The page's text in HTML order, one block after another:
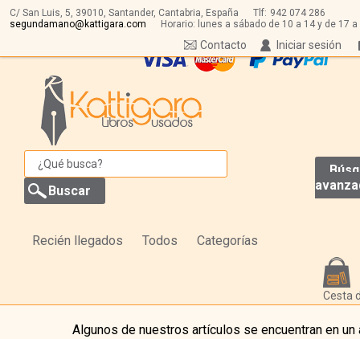
C/ San Luis, 5, 39010, Santander, Cantabria, España Tlf: 942 074 286
segundamano@kattigara.com
Horario: lunes a sábado de 10 a 14 y de 17 a
Iniciar sesión
Contacto
Recién llegados Todos Categorías
Cesta
Algunos de nuestros artículos se encuentran en un